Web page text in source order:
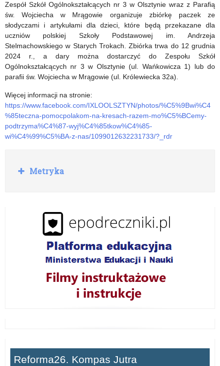
Zespół Szkół Ogólnokształcących nr 3 w Olsztynie wraz z Parafią
św. Wojciecha w Mrągowie organizuje zbiórkę paczek ze
słodyczami i artykułami dla dzieci, które będą przekazane dla
uczniów polskiej Szkoły Podstawowej im. Andrzeja
Stelmachowskiego w Starych Trokach. Zbiórka trwa do 12 grudnia
2024 r., a dary można dostarczyć do Zespołu Szkół
Ogólnokształcących nr 3 w Olsztynie (ul. Wańkowicza 1) lub do
parafii św. Wojciecha w Mrągowie (ul. Królewiecka 32a).
Więcej informacji na stronie:
https://www.facebook.com/IXLOOLSZTYN/photos/%C5%9Bwi%C4
%85teczna-pomocpolakom-na-kresach-razem-mo%C5%BCemy-
podtrzyma%C4%87-wyj%C4%85tkow%C4%85-
wi%C4%99%C5%BA-z-nas/1099012632231733/?_rdr
Ogłoszenia
Prawd
Polaków
spod
Znaku
Rodła
–
Wrocław
–
r.
Europejskiego
Centrum
Bajki
R
o
Metryka
Reforma26. Kompas Jutra